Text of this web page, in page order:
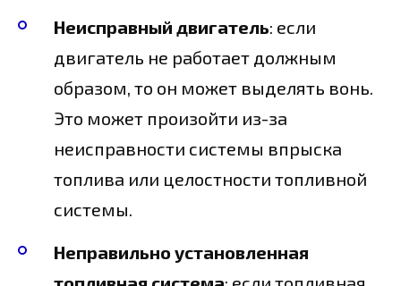
Неисправный двигатель: если
двигатель не работает должным
образом, то он может выделять вонь.
Это может произойти из-за
неисправности системы впрыска
топлива или целостности топливной
системы.
Неправильно установленная